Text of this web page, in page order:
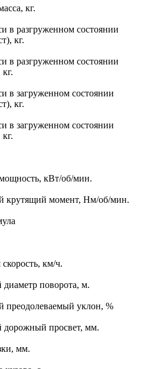
кг.
в разгруженном состоянии
кг.
в разгруженном состоянии
в загруженном состоянии
кг.
в загруженном состоянии
кВт/об/мин.
крутящий момент, Нм/об/мин.
км/ч.
поворота, м.
преодолеваемый уклон, %
просвет, мм.
мм.